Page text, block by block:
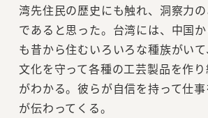
湾先住民の歴史にも触れ、洞察力
であると思った。台湾には、中国
も昔から住むいろいろな種族がい
文化を守って各種の工芸製品を作
がわかる。彼らが自信を持って仕
が伝わってくる。